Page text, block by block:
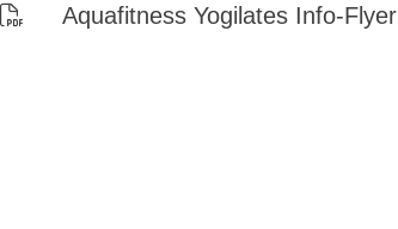
Aquafitness Yogilates Info-Flyer